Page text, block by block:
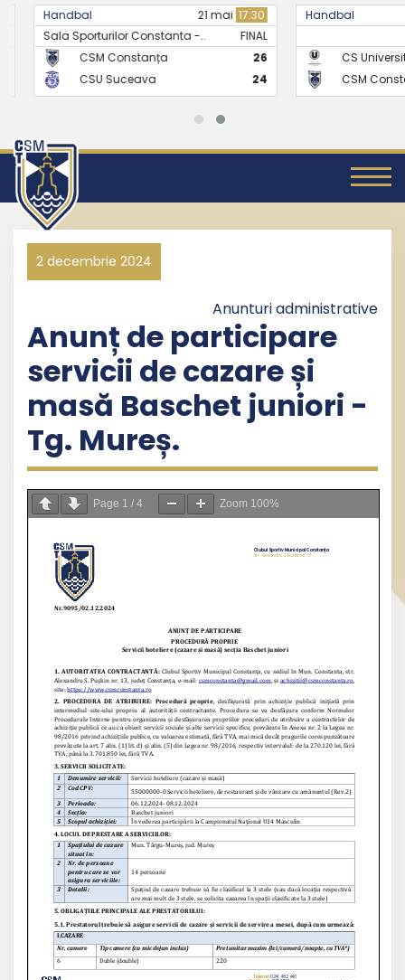
Handbal 21 mai17:30
Sala Sporturilor Constanta -..
FINAL
CSM Constanța
CSU Suceava
Handbal
CS
CSM
2 decembrie 2024
Anunturi administrative
Anunț de participare
servicii de cazare și
masă Baschet juniori -
Tg. Mureș.
Page 1 / 4 Zoom 100%